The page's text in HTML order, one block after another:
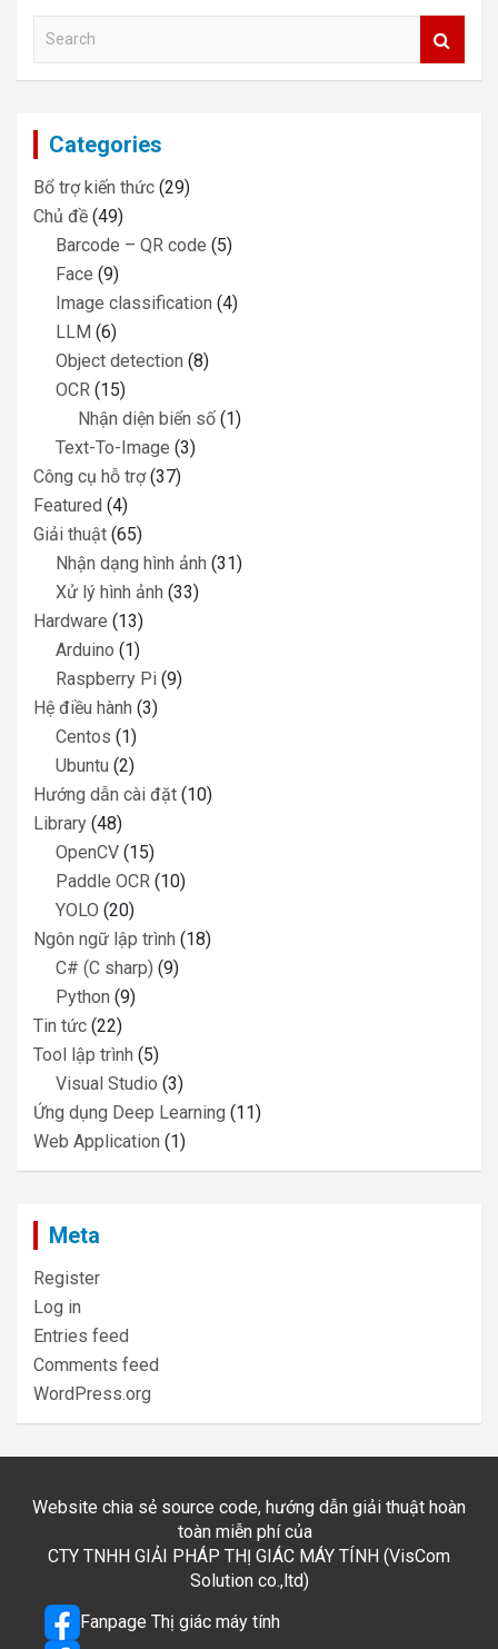
a
c
Categories
Bổ trợ kiến thức (29)
Chủ đề (49)
Barcode – QR code (5)
Face (9)
Image classification (4)
LLM (6)
Object detection (8)
OCR (15)
Nhận diện biển số (1)
Text-To-Image (3)
Công cụ hỗ trợ(37)
Featured (4)
Giải thuật (65)
Nhận dạng hình ảnh (31)
Xử lý hình ảnh (33)
Hardware (13)
Arduino (1)
Raspberry Pi (9)
Hệ điều hành (3)
Centos (1)
Ubuntu (2)
Hướng dẫn cài đặt (10)
Library (48)
OpenCV (15)
Paddle OCR (10)
YOLO (20)
Ngôn ngữ lập trình (18)
C# (C sharp) (9)
Python (9)
Tin tức (22)
Tool lập trình (5)
Visual Studio (3)
Ứng dụng Deep Learning (11)
Web Application (1)
Meta
Register
Log in
Entries feed
Comments feed
WordPress.org
Website chia sẻ source code, hướng dẫn giải thuật hoàn
toàn miễn phí của
CTY TNHH GIẢI PHÁP THỊ GIÁC MÁY TÍNH (VisCom
Solution co.,ltd)
Fanpage Thị giác máy tính